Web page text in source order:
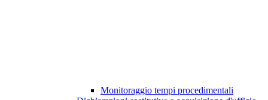
Monitoraggio tempi procedimentali